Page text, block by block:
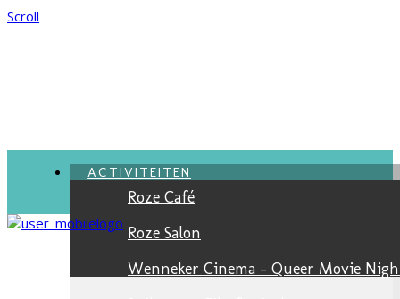
Scroll
ACTIVITEITEN
Roze Café
Roze Salon
Wenneker Cinema - Queer Movie